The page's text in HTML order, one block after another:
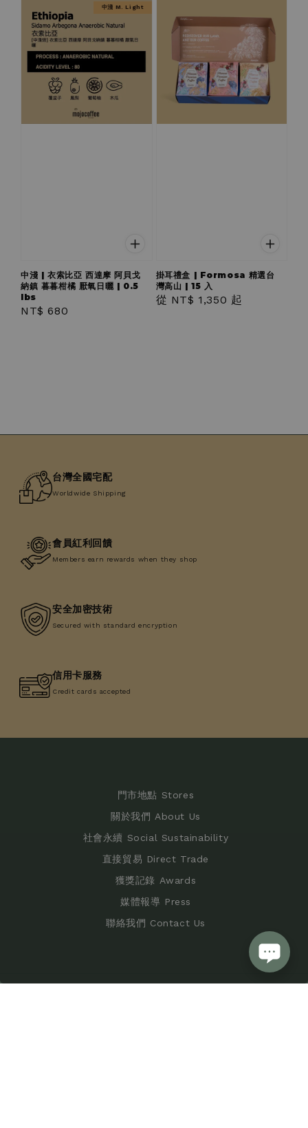
中淺 M. Light
中淺 | 衣索比亞 西達摩 阿貝戈
納鎮 暮暮柑橘 厭氧日曬 | 0.5
lbs
Regular
NT$ 680
掛耳禮盒 | Formosa 精選台
灣高山 | 15 入
Regular
從 NT$ 1,350 起
台灣全國宅配
Worldwide Shipping
會員紅利回饋
Members earn rewards when they shop
安全加密技術
Secured with standard encryption
信用卡服務
Credit cards accepted
門市地點 Stores
關於我們 About Us
社會永續 Social Sustainability
直接貿易 Direct Trade
獲獎記錄 Awards
媒體報導 Press
聯絡我們 Contact Us